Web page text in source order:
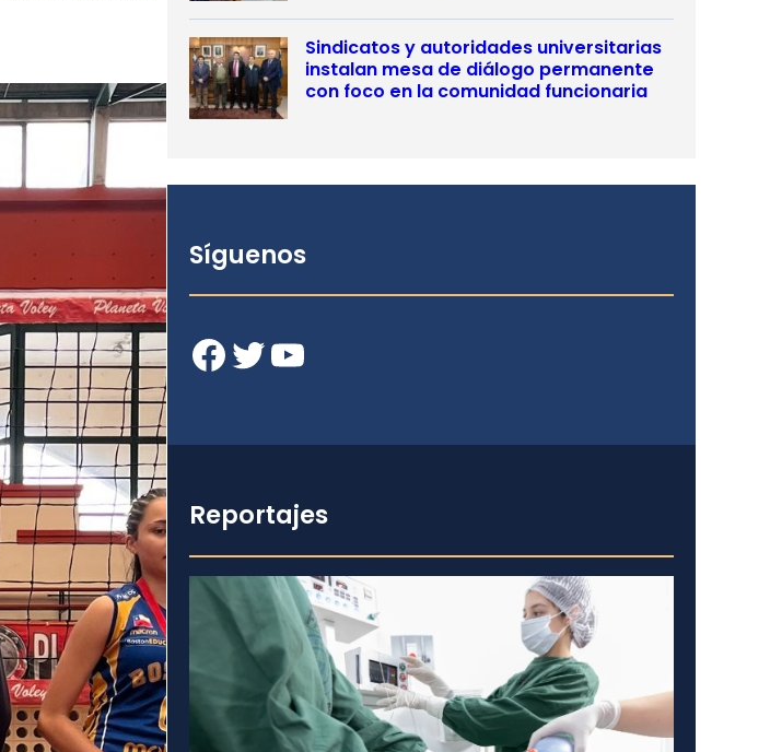
Sindicatos y autoridades universitarias
instalan mesa de diálogo permanente
con foco en la comunidad funcionaria
Síguenos
Facebook Twitter YouTube
Reportajes